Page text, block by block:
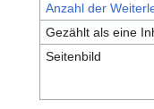
Anzahl der
Gezählt als eine
Seitenbild